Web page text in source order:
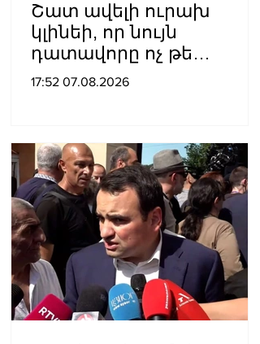
Շատ ավելի ուրախ
կլինեի, որ նույն
դատավորը ոչ թե
բացարկ հայտներ, այլ
17:52 07.08.2026